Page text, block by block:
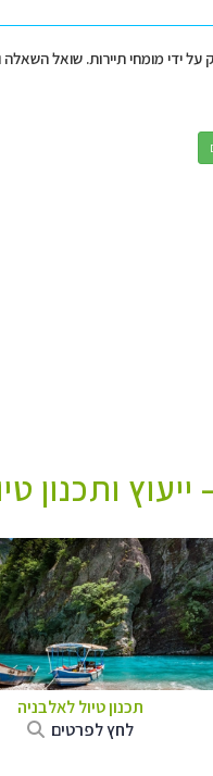
על ידי מומחי תיירות. שואל
ייעוץ
תכנון טיול לאלבניה
לחץ לפרטים